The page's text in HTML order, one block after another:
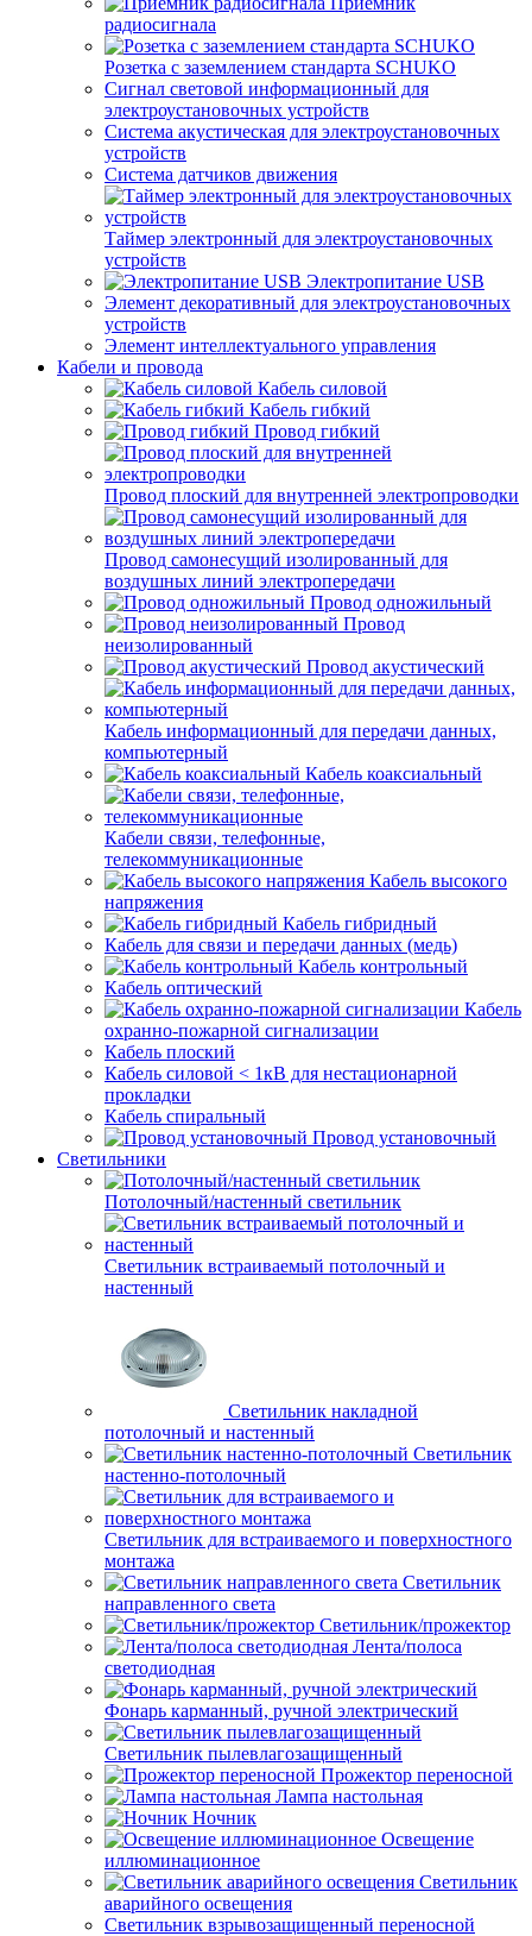
радиосигнала
Розетка с заземлением стандарта SCHUKO
Сигнал световой информационный для
электроустановочных устройств
Система акустическая для электроустановочных
устройств
Система датчиков движения
Таймер электронный для электроустановочных
устройств
Электропитание USB
Элемент декоративный для электроустановочных
устройств
Элемент интеллектуального управления
Кабели и провода
Кабель силовой
Кабель гибкий
Провод гибкий
Провод плоский для внутренней электропроводки
Провод самонесущий изолированный для
воздушных линий электропередачи
Провод одножильный
Провод
неизолированный
Провод акустический
Кабель информационный для передачи данных,
компьютерный
Кабель коаксиальный
Кабели связи, телефонные,
телекоммуникационные
Кабель высокого
напряжения
Кабель гибридный
Кабель для связи и передачи данных (медь)
Кабель контрольный
Кабель оптический
Кабель
охранно-пожарной сигнализации
Кабель плоский
Кабель силовой < 1кВ для нестационарной
прокладки
Кабель спиральный
Провод установочный
Светильники
Потолочный/настенный светильник
Светильник встраиваемый потолочный и
настенный
Светильник накладной
потолочный и настенный
Светильник
настенно-потолочный
Светильник для встраиваемого и поверхностного
монтажа
Светильник
направленного света
Светильник/прожектор
Лента/полоса
светодиодная
Фонарь карманный, ручной электрический
Светильник пылевлагозащищенный
Прожектор переносной
Лампа настольная
Ночник
Освещение
иллюминационное
Светильник
аварийного освещения
Светильник взрывозащищенный переносной